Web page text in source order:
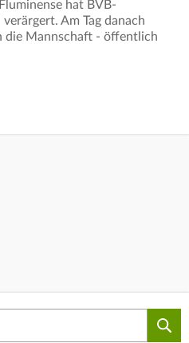
hat BVB-
Am Tag danach
die Mannschaft - öffentlich